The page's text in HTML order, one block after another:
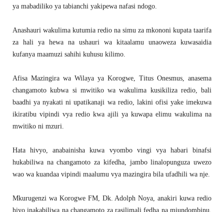
ya mabadiliko ya tabianchi yakipewa nafasi ndogo.
Anashauri wakulima kutumia redio na simu za mkononi kupata taarifa
za hali ya hewa na ushauri wa kitaalamu unaoweza kuwasaidia
kufanya maamuzi sahihi kuhusu kilimo.
Afisa Mazingira wa Wilaya ya Korogwe, Titus Onesmus, anasema
changamoto kubwa si mwitiko wa wakulima kusikiliza redio, bali
baadhi ya nyakati ni upatikanaji wa redio, lakini ofisi yake imekuwa
ikiratibu vipindi vya redio kwa ajili ya kuwapa elimu wakulima na
mwitiko ni mzuri.
Hata hivyo, anabainisha kuwa vyombo vingi vya habari binafsi
hukabiliwa na changamoto za kifedha, jambo linalopunguza uwezo
wao wa kuandaa vipindi maalumu vya mazingira bila ufadhili wa nje.
Mkurugenzi wa Korogwe FM, Dk. Adolph Noya, anakiri kuwa redio
hiyo inakabiliwa na changamoto za rasilimali fedha na miundombinu,